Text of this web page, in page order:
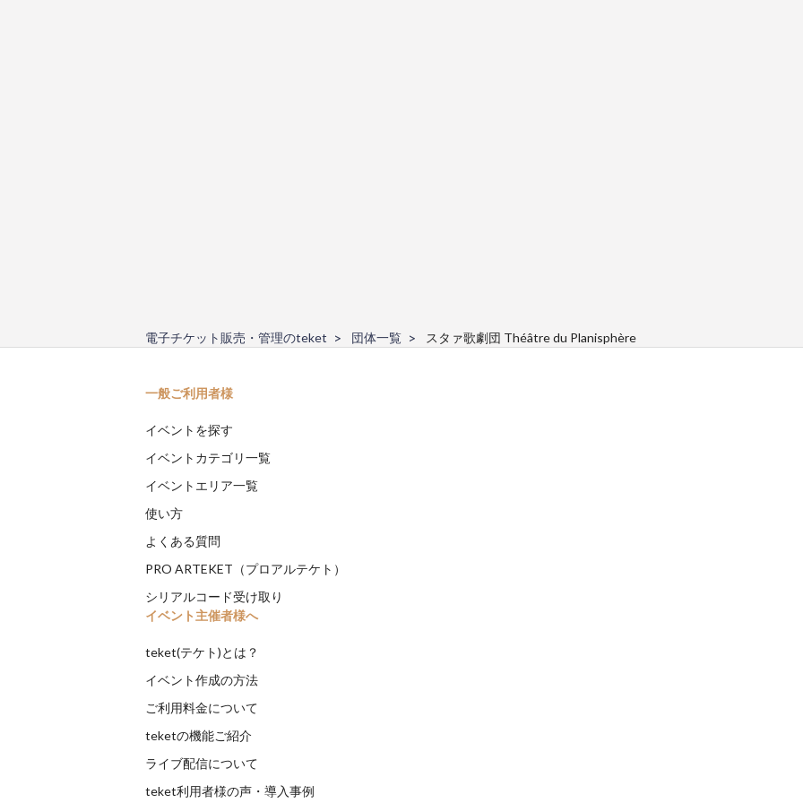
電子チケット販売・管理のteket 団体一覧 スタァ歌劇団 Théâtre du Planisphère
一般ご利用者様
イベントを探す
イベントカテゴリ一覧
イベントエリア一覧
使い方
よくある質問
PRO ARTEKET（プロアルテケト）
シリアルコード受け取り
イベント主催者様へ
teket(テケト)とは？
イベント作成の方法
ご利用料金について
teketの機能ご紹介
ライブ配信について
teket利用者様の声・導入事例